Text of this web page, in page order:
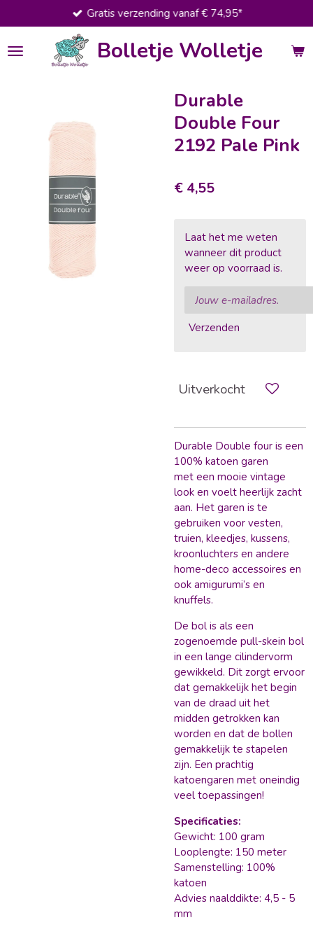
direct
naar
de
Bolletje Wolletje
Gratis verzending vanaf € 74,95*
Durable
Double Four
2192 Pale Pink
€ 4,55
Laat het me weten
wanneer dit product
weer op voorraad is.
Verzenden
Uitverkocht
Durable Double four is een
100% katoen garen
met een mooie vintage
look en voelt heerlijk zacht
aan. Het garen is te
gebruiken voor vesten,
truien, kleedjes, kussens,
kroonluchters en andere
home-deco accessoires en
ook amigurumi’s en
knuffels.
De bol is als een
zogenoemde pull-skein bol
in een lange cilindervorm
gewikkeld. Dit zorgt ervoor
dat gemakkelijk het begin
van de draad uit het
midden getrokken kan
worden en dat de bollen
gemakkelijk te stapelen
zijn. Een prachtig
katoengaren met oneindig
veel toepassingen!
Specificaties:
Gewicht: 100 gram
Looplengte: 150 meter
Samenstelling: 100%
katoen
Advies naalddikte: 4,5 - 5
mm